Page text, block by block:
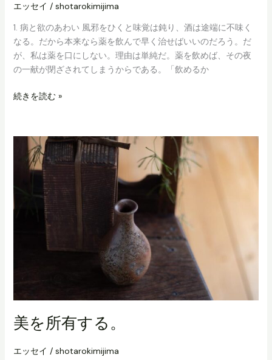
エッセイ / shotarokimijima
1. 病と欲のあわい 風邪をひくと味覚は鈍り、酒は途端に不味く
なる。だから本来なら薬を飲んで早く治せばいいのだろう。だ
が、私は薬を口にしない。理由は単純だ。薬を飲めば、その夜
の一献が閉ざされてしまうからである。「飲めるか
欲
と
続きを読む »
美を所有する。
エッセイ / shotarokimijima